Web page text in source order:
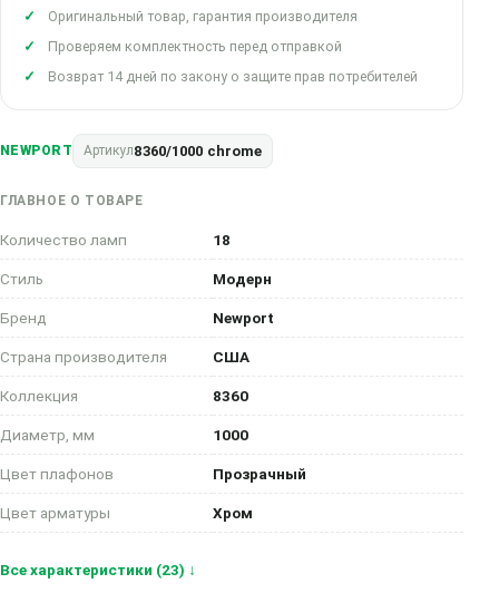
NEWPORT Артикул8360/1000 chrome
ГЛАВНОЕ О ТОВАРЕ
Количество ламп 18
Стиль Модерн
Бренд Newport
Страна производителя США
Коллекция 8360
Диаметр, мм 1000
Цвет плафонов Прозрачный
Цвет арматуры Хром
Все характеристики (23) ↓
Оригинальный товар, гарантия производителя
Проверяем комплектность перед отправкой
Возврат 14 дней по закону о защите прав потребителей